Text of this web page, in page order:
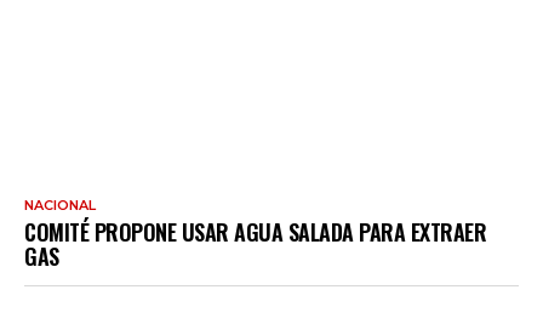
NACIONAL
COMITÉ PROPONE USAR AGUA SALADA PARA EXTRAER
GAS